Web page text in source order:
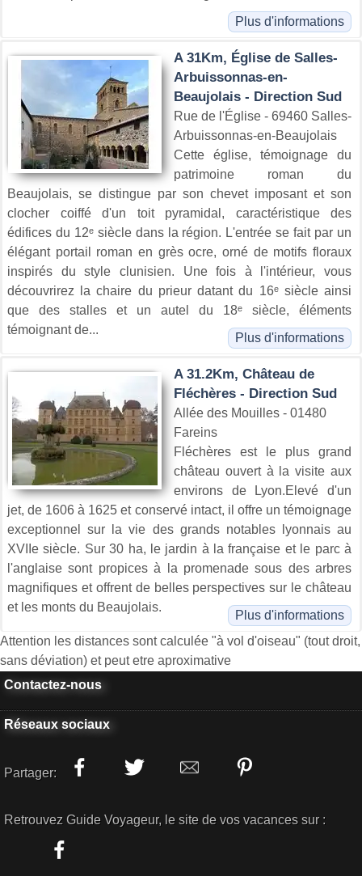
Plus d'informations
A 31Km, Église de Salles-
Arbuissonnas-en-
Beaujolais - Direction Sud
Rue de l'Église - 69460 Salles-
Arbuissonnas-en-Beaujolais
Cette église, témoignage du
patrimoine roman du
Beaujolais, se distingue par son chevet imposant et son
clocher coiffé d'un toit pyramidal, caractéristique des
édifices du 12ᵉ siècle dans la région. L'entrée se fait par un
élégant portail roman en grès ocre, orné de motifs floraux
inspirés du style clunisien. Une fois à l'intérieur, vous
découvrirez la chaire du prieur datant du 16ᵉ siècle ainsi
que des stalles et un autel du 18ᵉ siècle, éléments
témoignant de...
Plus d'informations
A 31.2Km, Château de
Fléchères - Direction Sud
Allée des Mouilles - 01480
Fareins
Fléchères est le plus grand
château ouvert à la visite aux
environs de Lyon.Elevé d'un
jet, de 1606 à 1625 et conservé intact, il offre un témoignage
exceptionnel sur la vie des grands notables lyonnais au
XVIIe siècle. Sur 30 ha, le jardin à la française et le parc à
l'anglaise sont propices à la promenade sous des arbres
magnifiques et offrent de belles perspectives sur le château
et les monts du Beaujolais.
Plus d'informations
Attention les distances sont calculée "à vol d'oiseau" (tout droit,
sans déviation) et peut etre aproximative
Contactez-nous
Réseaux sociaux
Partager:
Retrouvez Guide Voyageur, le site de vos vacances sur :